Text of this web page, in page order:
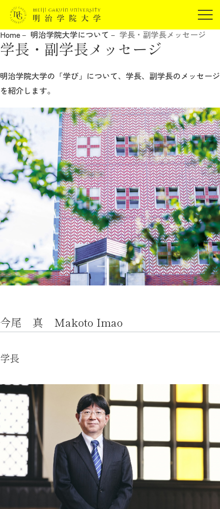
在学生の方
卒業生の方
保証人の方
地域・一般の方
報道関係の方
受験生の方
在学生の方
卒業生の方
保証人の方
企業・研究者の方
地域・一般の方
報道関係の方
明治学院大学について
学生生活
キャリア
生涯学習・社会連携
入試情報サイト
2026年9月入学者向け 新入生サイト
Home 明治学院大学について 学長・副学長メッセージ
学長・副学長メッセージ
明治学院大学の「学び」について、学長、副学長のメッセージ
を紹介します。
今尾 真 Makoto Imao
学長